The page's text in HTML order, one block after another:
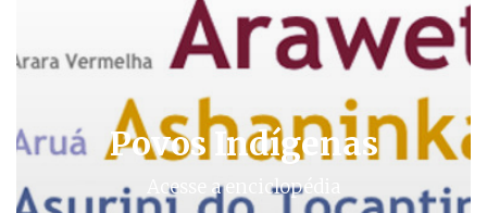
Povos Indígenas
Acesse a enciclopédia